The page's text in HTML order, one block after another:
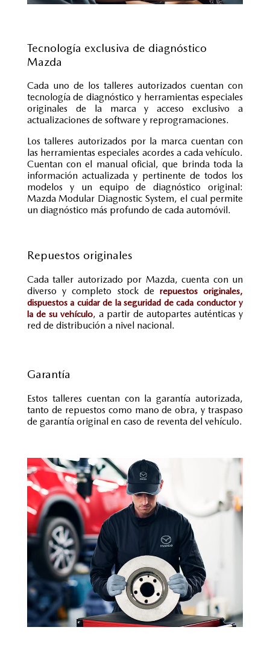
Tecnología exclusiva de diagnóstico
Mazda
Cada uno de los talleres autorizados cuentan con
tecnología de diagnóstico y herramientas especiales
originales de la marca y acceso exclusivo a
actualizaciones de software y reprogramaciones.
Los talleres autorizados por la marca cuentan con
las herramientas especiales acordes a cada vehículo.
Cuentan con el manual oficial, que brinda toda la
información actualizada y pertinente de todos los
modelos y un equipo de diagnóstico original:
Mazda Modular Diagnostic System, el cual permite
un diagnóstico más profundo de cada automóvil.
Repuestos originales
Cada taller autorizado por Mazda, cuenta con un
diverso y completo stock de repuestos originales,
dispuestos a cuidar de la seguridad de cada conductor y
la de su vehículo, a partir de autopartes auténticas y
red de distribución a nivel nacional.
Garantía
Estos talleres cuentan con la garantía autorizada,
tanto de repuestos como mano de obra, y traspaso
de garantía original en caso de reventa del vehículo.